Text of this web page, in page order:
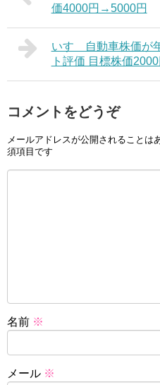
価4000円→5000円
いすゞ自動車株価が
ト評価 目標株価
コメントをどうぞ
メールアドレスが公開されることは
須項目です
名前 ※
メール ※